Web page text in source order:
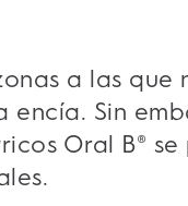
a las que
Sin
Oral B® se